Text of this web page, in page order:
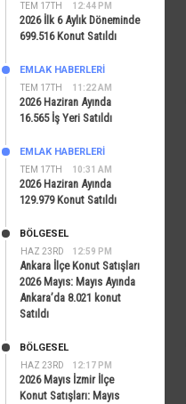
TEM 17TH 12:44 PM
2026 İlk 6 Aylık Döneminde
699.516 Konut Satıldı
TEM 17TH 11:22 AM
EMLAK HABERLERI
2026 Haziran Ayında
16.565 İş Yeri Satıldı
TEM 17TH 10:31 AM
EMLAK HABERLERI
2026 Haziran Ayında
129.979 Konut Satıldı
HAZ 23RD 12:59 PM
BÖLGESEL
Ankara İlçe Konut Satışları
2026 Mayıs: Mayıs Ayında
Ankara’da 8.021 konut
Satıldı
HAZ 23RD 12:17 PM
BÖLGESEL
2026 Mayıs İzmir İlçe
Konut Satışları: Mayıs